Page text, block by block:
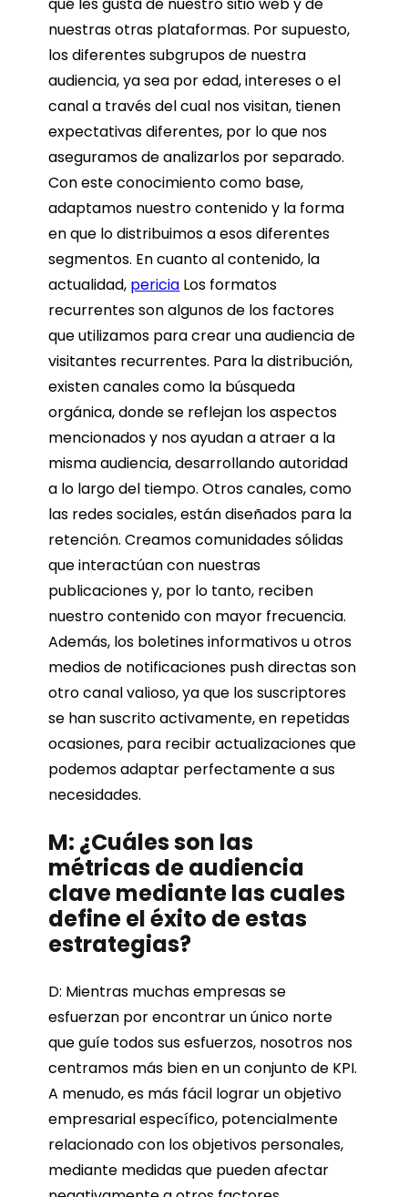
nuestras otras plataformas. Por supuesto,
los diferentes subgrupos de nuestra
audiencia, ya sea por edad, intereses o el
canal a través del cual nos visitan, tienen
expectativas diferentes, por lo que nos
aseguramos de analizarlos por separado.
Con este conocimiento como base,
adaptamos nuestro contenido y la forma
en que lo distribuimos a esos diferentes
segmentos. En cuanto al contenido, la
actualidad, pericia Los formatos
recurrentes son algunos de los factores
que utilizamos para crear una audiencia de
visitantes recurrentes. Para la distribución,
existen canales como la búsqueda
orgánica, donde se reflejan los aspectos
mencionados y nos ayudan a atraer a la
misma audiencia, desarrollando autoridad
a lo largo del tiempo. Otros canales, como
las redes sociales, están diseñados para la
retención. Creamos comunidades sólidas
que interactúan con nuestras
publicaciones y, por lo tanto, reciben
nuestro contenido con mayor frecuencia.
Además, los boletines informativos u otros
medios de notificaciones push directas son
otro canal valioso, ya que los suscriptores
se han suscrito activamente, en repetidas
ocasiones, para recibir actualizaciones que
podemos adaptar perfectamente a sus
necesidades.
M: ¿Cuáles son las
métricas de audiencia
clave mediante las cuales
define el éxito de estas
estrategias?
D: Mientras muchas empresas se
esfuerzan por encontrar un único norte
que guíe todos sus esfuerzos, nosotros nos
centramos más bien en un conjunto de KPI.
A menudo, es más fácil lograr un objetivo
empresarial específico, potencialmente
relacionado con los objetivos personales,
mediante medidas que pueden afectar